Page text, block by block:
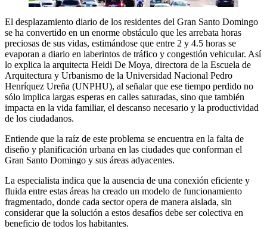
El desplazamiento diario de los residentes del Gran Santo Domingo
se ha convertido en un enorme obstáculo que les arrebata horas
preciosas de sus vidas, estimándose que entre 2 y 4.5 horas se
evaporan a diario en laberintos de tráfico y congestión vehicular. Así
lo explica la arquitecta Heidi De Moya, directora de la Escuela de
Arquitectura y Urbanismo de la Universidad Nacional Pedro
Henríquez Ureña (UNPHU), al señalar que ese tiempo perdido no
sólo implica largas esperas en calles saturadas, sino que también
impacta en la vida familiar, el descanso necesario y la productividad
de los ciudadanos.
Entiende que la raíz de este problema se encuentra en la falta de
diseño y planificación urbana en las ciudades que conforman el
Gran Santo Domingo y sus áreas adyacentes.
La especialista indica que la ausencia de una conexión eficiente y
fluida entre estas áreas ha creado un modelo de funcionamiento
fragmentado, donde cada sector opera de manera aislada, sin
considerar que la solución a estos desafíos debe ser colectiva en
beneficio de todos los habitantes.